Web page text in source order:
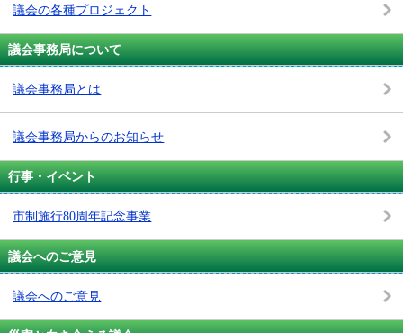
議会の各種プロジェクト
議会事務局について
議会事務局とは
議会事務局からのお知らせ
行事・イベント
市制施行80周年記念事業
議会へのご意見
議会へのご意見